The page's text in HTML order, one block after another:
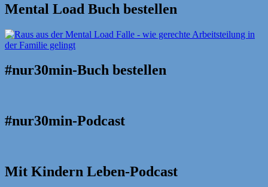
Mental Load Buch bestellen
#nur30min-Buch bestellen
#nur30min-Podcast
Mit Kindern Leben-Podcast